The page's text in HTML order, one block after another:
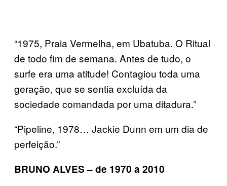
“1975, Praia Vermelha, em Ubatuba. O Ritual
de todo fim de semana. Antes de tudo, o
surfe era uma atitude! Contagiou toda uma
geração, que se sentia excluída da
sociedade comandada por uma ditadura.”
“Pipeline, 1978… Jackie Dunn em um dia de
perfeição.”
BRUNO ALVES – de 1970 a 2010